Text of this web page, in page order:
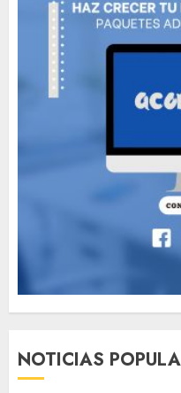
NOTICIAS
1